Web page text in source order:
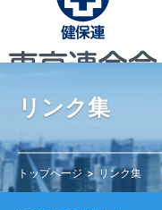
リンク集
トップページ リンク集